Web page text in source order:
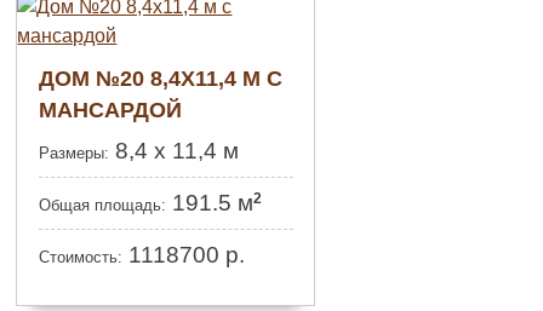
ДОМ №20 8,4Х11,4 М С
МАНСАРДОЙ
Размеры: 8,4 х 11,4 м
Общая площадь: 191.5 м2
Стоимость: 1118700 р.